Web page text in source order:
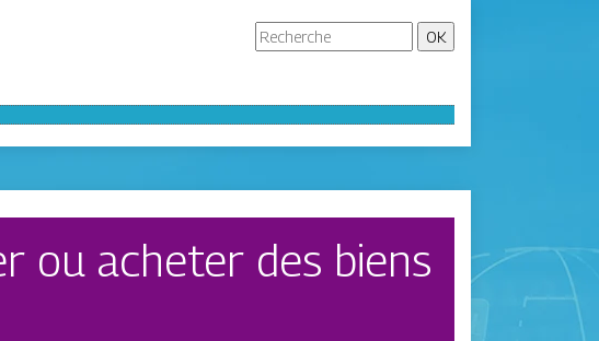
ou acheter des biens